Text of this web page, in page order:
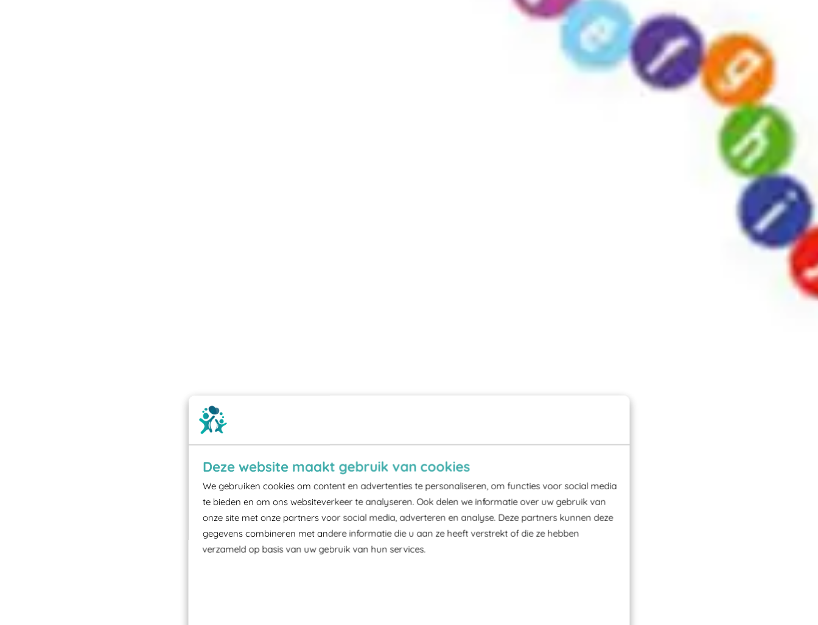
Deze website maakt gebruik van cookies
We gebruiken cookies om content en advertenties te personaliseren, om functies voor social media
te bieden en om ons websiteverkeer te analyseren. Ook delen we informatie over uw gebruik van
onze site met onze partners voor social media, adverteren en analyse. Deze partners kunnen deze
gegevens combineren met andere informatie die u aan ze heeft verstrekt of die ze hebben
verzameld op basis van uw gebruik van hun services.